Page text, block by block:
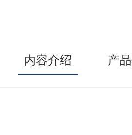
内容介绍 产